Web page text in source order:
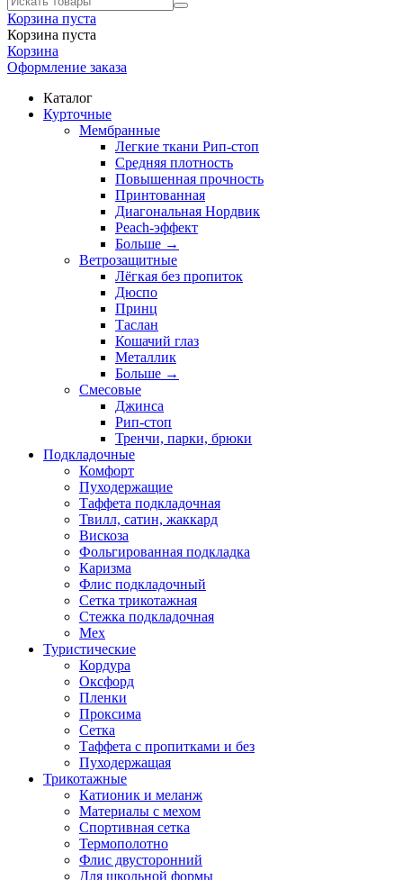
Корзина пуста
Корзина пуста
Корзина
Оформление заказа
Каталог
Курточные
Мембранные
Легкие ткани Рип-стоп
Средняя плотность
Повышенная прочность
Принтованная
Диагональная Нордвик
Peach-эффект
Больше →
Ветрозащитные
Лёгкая без пропиток
Дюспо
Принц
Таслан
Кошачий глаз
Металлик
Больше →
Смесовые
Джинса
Рип-стоп
Тренчи, парки, брюки
Подкладочные
Комфорт
Пуходержащие
Таффета подкладочная
Твилл, сатин, жаккард
Вискоза
Фольгированная подкладка
Каризма
Флис подкладочный
Сетка трикотажная
Стежка подкладочная
Мех
Туристические
Кордура
Оксфорд
Пленки
Проксима
Сетка
Таффета с пропитками и без
Пуходержащая
Трикотажные
Катионик и меланж
Материалы с мехом
Спортивная сетка
Термополотно
Флис двусторонний
Для школьной формы